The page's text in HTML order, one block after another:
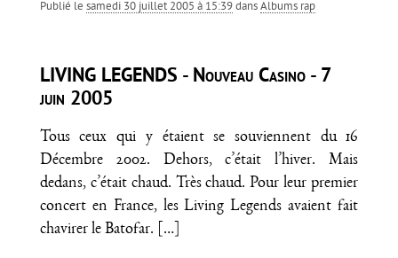
Publié le samedi 30 juillet 2005 à 15:39dansAlbums rap
LIVING LEGENDS - Nouveau Casino - 7
juin 2005
Tous ceux qui y étaient se souviennent du 16
Décembre 2002. Dehors, c’était l’hiver. Mais
dedans, c’était chaud. Très chaud. Pour leur premier
concert en France, les Living Legends avaient fait
chavirer le Batofar.
[…]